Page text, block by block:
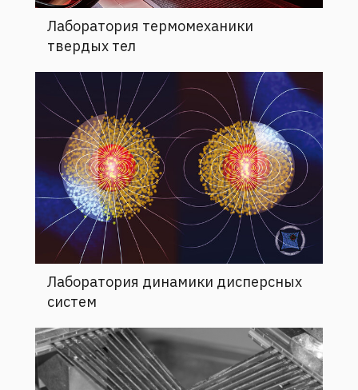
Лаборатория термомеханики
твердых тел
Лаборатория динамики дисперсных
систем